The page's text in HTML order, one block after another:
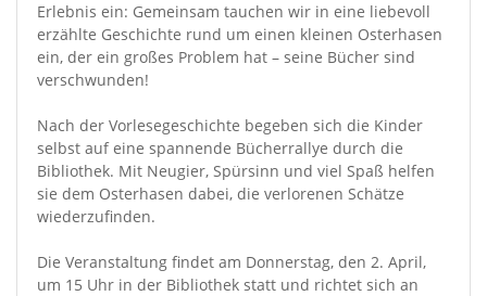
Erlebnis ein: Gemeinsam tauchen wir in eine liebevoll
erzählte Geschichte rund um einen kleinen Osterhasen
ein, der ein großes Problem hat – seine Bücher sind
verschwunden!
Nach der Vorlesegeschichte begeben sich die Kinder
selbst auf eine spannende Bücherrallye durch die
Bibliothek. Mit Neugier, Spürsinn und viel Spaß helfen
sie dem Osterhasen dabei, die verlorenen Schätze
wiederzufinden.
Die Veranstaltung findet am Donnerstag, den 2. April,
um 15 Uhr in der Bibliothek statt und richtet sich an